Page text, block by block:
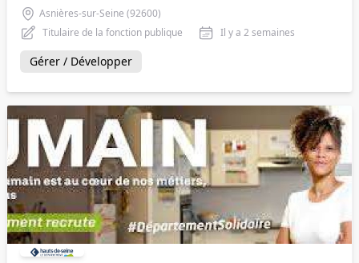
Asnières-sur-Seine (92600)
Titulaire de la fonction publique
Il y a 2 semaines
Gérer / Développer